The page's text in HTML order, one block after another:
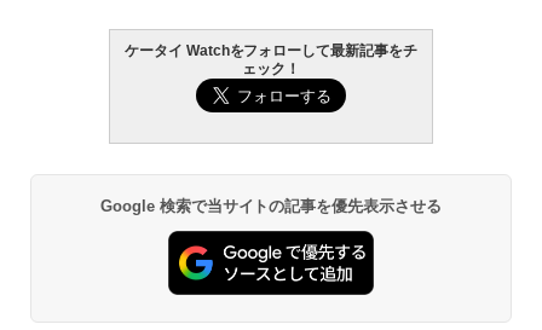
ケータイ Watchをフォローして最新記事をチ
ェック！
Google 検索で当サイトの記事を優先表示させる